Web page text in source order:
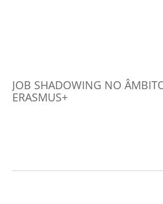
JOB SHADOWING NO
ERASMUS+